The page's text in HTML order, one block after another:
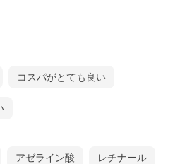
コスパがとても良い
アゼライン酸 レチナール